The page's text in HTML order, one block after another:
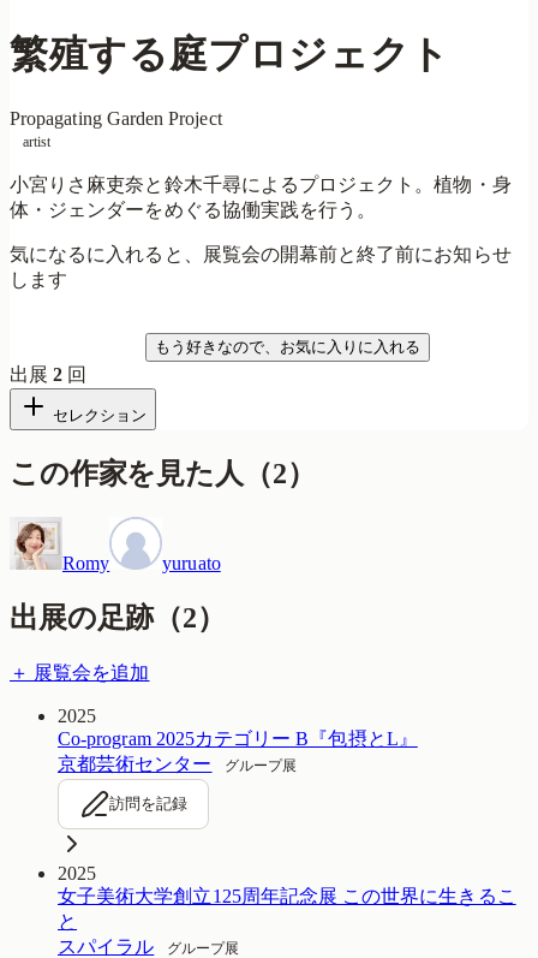
繁殖する庭プロジェクト
Propagating Garden Project
artist
小宮りさ麻吏奈と鈴木千尋によるプロジェクト。植物・身
体・ジェンダーをめぐる協働実践を行う。
気になるに入れると、展覧会の開幕前と終了前にお知らせ
します
もう好きなので、お気に入りに入れる
出展2 回
セレクション
この作家を見た人 （2）
Romy yuruato
出展の足跡（2）
＋ 展覧会を追加
2025
Co-program 2025カテゴリー B『包摂とL』
京都芸術センター
グループ展
訪問を記録
2025
女子美術大学創立125周年記念展 この世界に生きるこ
と
スパイラル
グループ展